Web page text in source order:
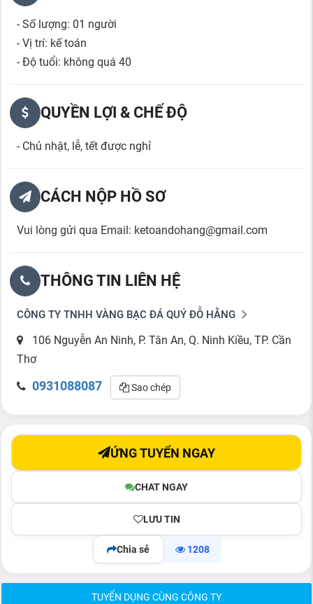
- Số lượng: 01 người
- Vị trí: kế toán
- Độ tuổi: không quá 40
QUYỀN LỢI & CHẾ ĐỘ
- Chủ nhật, lễ, tết được nghỉ
CÁCH NỘP HỒ SƠ
Vui lòng gửi qua Email: ketoandohang@gmail.com
THÔNG TIN LIÊN HỆ
CÔNG TY TNHH VÀNG BẠC ĐÁ QUÝ ĐỖ HẰNG
106 Nguyễn An Ninh, P. Tân An, Q. Ninh Kiều, TP. Cần
Thơ
0931088087 Sao chép
CHAT NGAY
LƯU TIN
ỨNG TUYỂN NGAY
Chia sẻ 1208
TUYỂN DỤNG CÙNG CÔNG TY